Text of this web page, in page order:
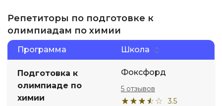
Репетиторы по подготовке к
олимпиадам по химии
Программа Школа
Подготовка к
олимпиаде по
химии
Фоксфорд
3.5
5 отзывов